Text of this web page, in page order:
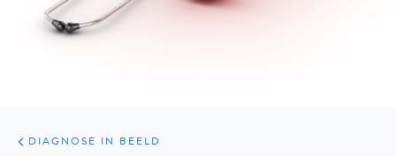
ARTIKELEN
PRAKTIJK
DIAGNOSE IN BEELD